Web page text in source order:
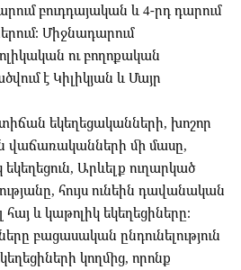
բուդդայական և 4-րդ դարում
Միջնադարում
ու բողոքական
է Կիլիկյան և Մայր
եկեղեցականների, խոշոր
վաճառականների մի մասը,
Արևելք ուղարկած
հույս ունեին դավանական
հայ և կաթոլիկ եկեղեցիները։
բացասական ընդունելություն
կողմից, որոնք